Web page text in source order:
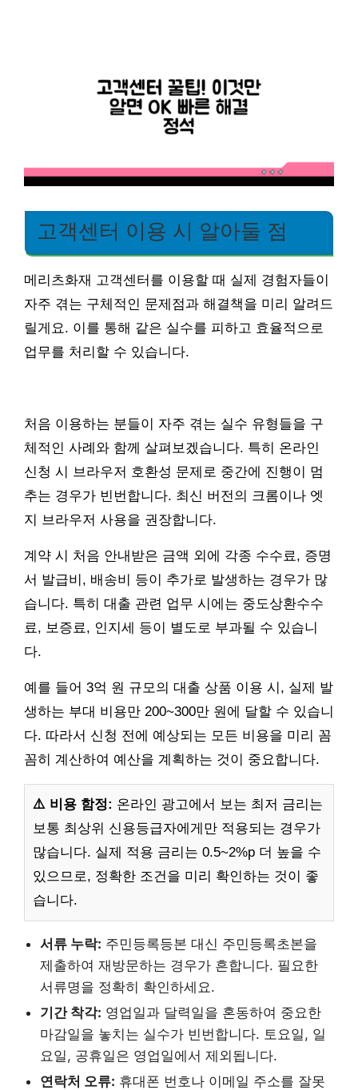
고객센터 이용 시 알아둘 점
메리츠화재 고객센터를 이용할 때 실제 경험자들이
자주 겪는 구체적인 문제점과 해결책을 미리 알려드
릴게요. 이를 통해 같은 실수를 피하고 효율적으로
업무를 처리할 수 있습니다.
처음 이용하는 분들이 자주 겪는 실수 유형들을 구
체적인 사례와 함께 살펴보겠습니다. 특히 온라인
신청 시 브라우저 호환성 문제로 중간에 진행이 멈
추는 경우가 빈번합니다. 최신 버전의 크롬이나 엣
지 브라우저 사용을 권장합니다.
계약 시 처음 안내받은 금액 외에 각종 수수료, 증명
서 발급비, 배송비 등이 추가로 발생하는 경우가 많
습니다. 특히 대출 관련 업무 시에는 중도상환수수
료, 보증료, 인지세 등이 별도로 부과될 수 있습니
다.
예를 들어 3억 원 규모의 대출 상품 이용 시, 실제 발
생하는 부대 비용만 200~300만 원에 달할 수 있습니
다. 따라서 신청 전에 예상되는 모든 비용을 미리 꼼
꼼히 계산하여 예산을 계획하는 것이 중요합니다.
⚠️ 비용 함정: 온라인 광고에서 보는 최저 금리는
보통 최상위 신용등급자에게만 적용되는 경우가
많습니다. 실제 적용 금리는 0.5~2%p 더 높을 수
있으므로, 정확한 조건을 미리 확인하는 것이 좋
습니다.
서류 누락: 주민등록등본 대신 주민등록초본을
제출하여 재방문하는 경우가 흔합니다. 필요한
서류명을 정확히 확인하세요.
기간 착각: 영업일과 달력일을 혼동하여 중요한
마감일을 놓치는 실수가 빈번합니다. 토요일, 일
요일, 공휴일은 영업일에서 제외됩니다.
연락처 오류: 휴대폰 번호나 이메일 주소를 잘못